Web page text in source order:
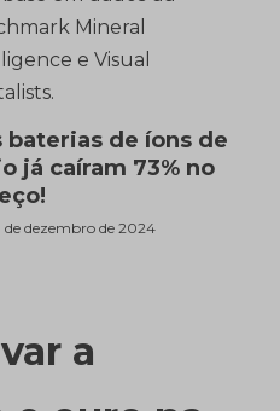
baterias de íons de
já caíram 73% no
de dezembro de 2024
a